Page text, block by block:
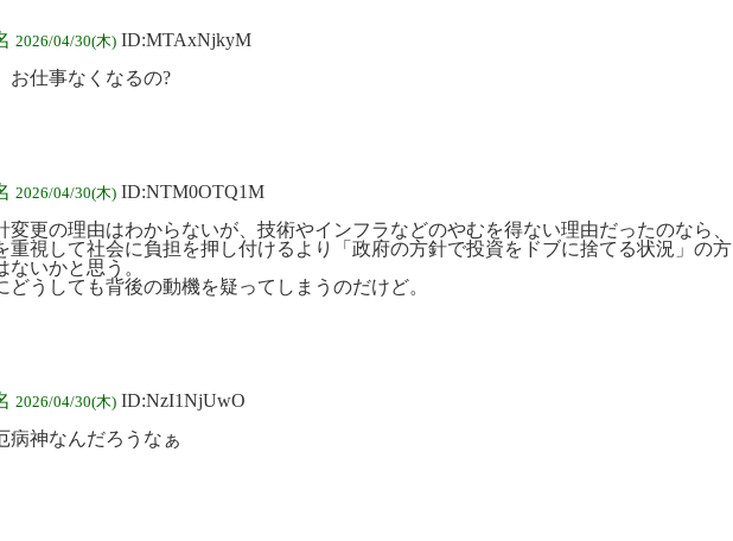
2026/04/30(木) ID:MTAxNjkyM
お仕事なくなるの?
2026/04/30(木) ID:NTM0OTQ1M
変更の理由はわからないが、技術やインフラなどのやむを得ない理由だったのなら、
重視して社会に負担を押し付けるより「政府の方針で投資をドブに捨てる状況」の方
ないかと思う。
どうしても背後の動機を疑ってしまうのだけど。
2026/04/30(木) ID:NzI1NjUwO
病神なんだろうなぁ